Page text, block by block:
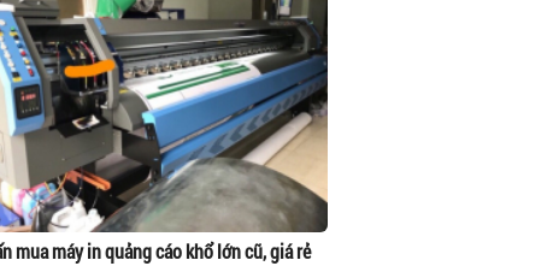
mua máy in quảng cáo khổ lớn cũ, giá rẻ